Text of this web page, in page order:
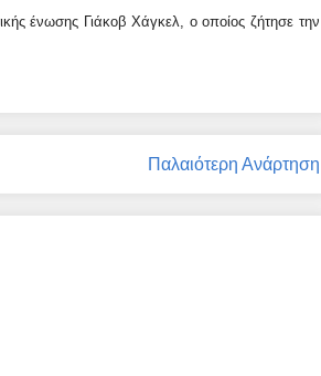
ένωσης Γιάκοβ Χάγκελ, ο οποίος ζήτησε την
Παλαιότερη Ανάρτηση